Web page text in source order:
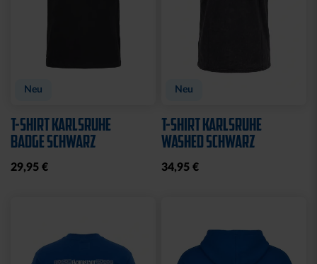
Neu
T-SHIRT KARLSRUHE
BADGE SCHWARZ
29,95 €
Neu
T-SHIRT KARLSRUHE
WASHED SCHWARZ
34,95 €